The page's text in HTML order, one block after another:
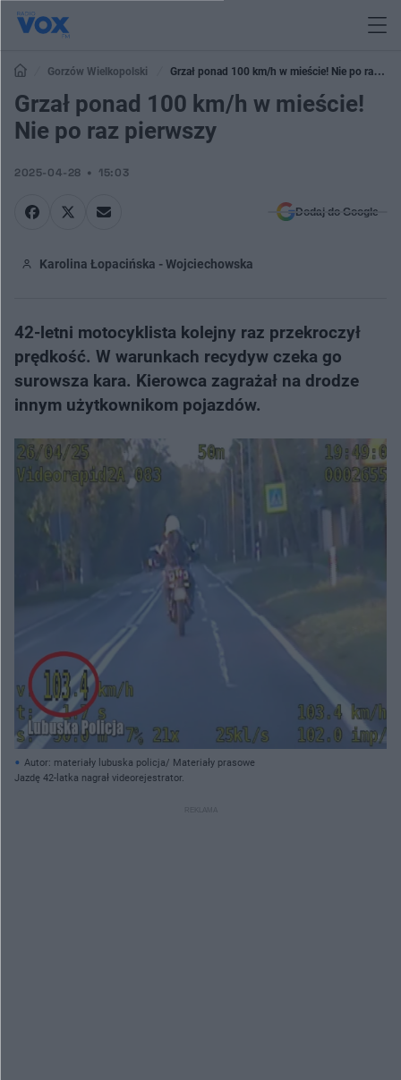
Gorzów Wielkopolski
Grzał ponad 100 km/h w mieście! Nie po raz
pierwszy
Grzał ponad 100 km/h w mieście!
Nie po raz pierwszy
2025-04-28 15:03
Dodaj do Google
Karolina Łopacińska - Wojciechowska
42-letni motocyklista kolejny raz przekroczył
prędkość. W warunkach recydyw czeka go
surowsza kara. Kierowca zagrażał na drodze
innym użytkownikom pojazdów.
Autor: materiały lubuska policja/ Materiały prasowe
Jazdę 42-latka nagrał videorejestrator.